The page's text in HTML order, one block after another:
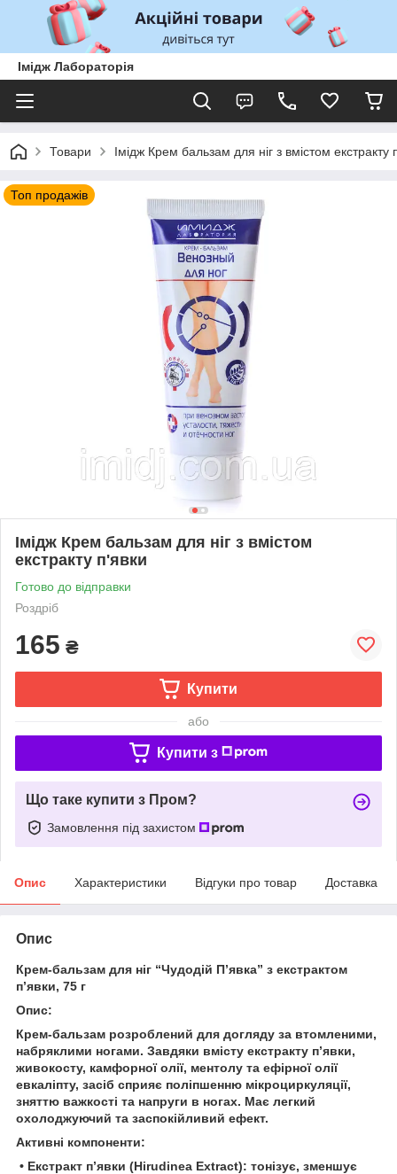
Імідж Лабораторія
Товари Імідж Крем бальзам для ніг з вмістом екстракту
Топ продажів
Імідж Крем бальзам для ніг з вмістом
екстракту п'явки
Готово до відправки
Роздріб
165 ₴
Купити
або
Купити з
Що таке купити з Пром?
Замовлення під захистом
Опис Характеристики Відгуки про товар Доставка
Опис
Крем-бальзам для ніг “Чудодій П’явка” з екстрактом
п’явки, 75 г
Опис:
Крем-бальзам розроблений для догляду за втомленими,
набряклими ногами. Завдяки вмісту екстракту п’явки,
живокосту, камфорної олії, ментолу та ефірної олії
евкаліпту, засіб сприяє поліпшенню мікроциркуляції,
зняттю важкості та напруги в ногах. Має легкий
охолоджуючий та заспокійливий ефект.
Активні компоненти:
• Екстракт п’явки (Hirudinea Extract): тонізує, зменшує